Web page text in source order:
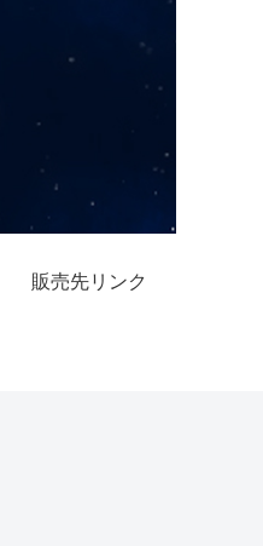
販売先リンク